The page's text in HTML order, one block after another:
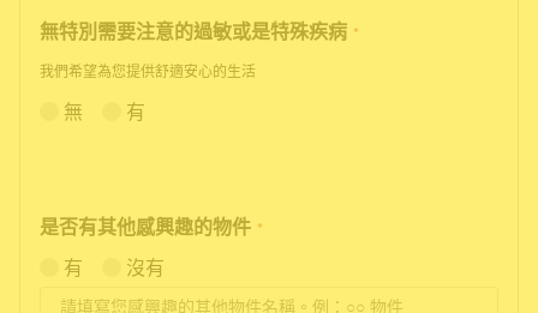
無特別需要注意的過敏或是特殊疾病 *
我們希望為您提供舒適安心的生活
無 有
是否有其他感興趣的物件 *
有 沒有